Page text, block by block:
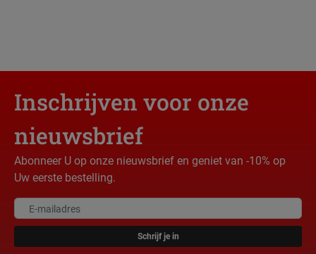
Inschrijven voor onze
nieuwsbrief
Abonneer U op onze nieuwsbrief en geniet van -10% op
Uw eerste bestelling.
Schrijf je in